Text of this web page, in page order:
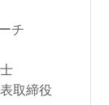
チ
取締役